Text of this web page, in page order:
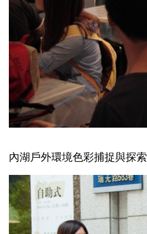
內湖戶外環境色彩捕捉與探索